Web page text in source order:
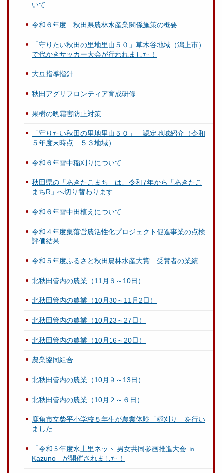
いて
令和６年度 秋田県農林水産業関係施策の概要
「守りたい秋田の里地里山５０」草木谷地域（潟上市）
で代かきサッカー大会が行われました！
大豆指導指針
秋田アグリフロンティア育成研修
果樹の晩霜害防止対策
「守りたい秋田の里地里山５０」 認定地域紹介（令和
５年度末時点 ５３地域）
令和６年雪中稲刈りについて
秋田県の「あきたこまち」は、令和7年から「あきたこ
まちR」へ切り替わります
令和６年雪中田植えについて
令和４年度集落営農活性化プロジェクト促進事業の点検
評価結果
令和５年度ふるさと秋田農林水産大賞 受賞者の業績
北秋田管内の農業（11月６～10日）
北秋田管内の農業（10月30～11月2日）
北秋田管内の農業（10月23～27日）
北秋田管内の農業（10月16～20日）
農業協同組合
北秋田管内の農業（10月９～13日）
北秋田管内の農業（10月２～６日）
鹿角市立柴平小学校５年生が農業体験「稲刈り」を行い
ました
「令和５年度水土里ネット 男女共同参画推進大会 ㏌
Kazuno」が開催されました！